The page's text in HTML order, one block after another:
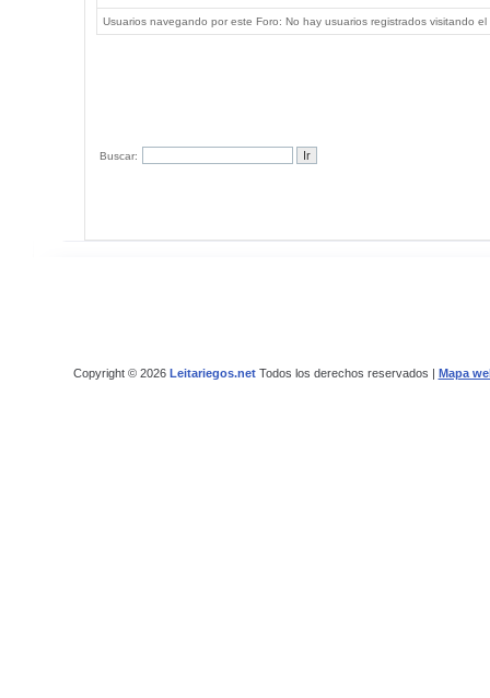
Usuarios navegando por este Foro: No hay usuarios registrados visitando
Buscar:
Copyright © 2026 Leitariegos.netTodos los derechos reservados | Mapa